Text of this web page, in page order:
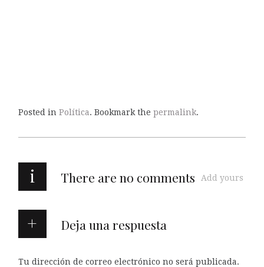
Posted in Política. Bookmark the permalink.
i There are no comments Add yours
Deja una respuesta
Tu dirección de correo electrónico no será publicada.